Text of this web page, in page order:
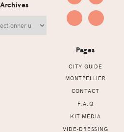
Archives
Pages
CITY GUIDE
MONTPELLIER
CONTACT
F.A.Q
KIT MÉDIA
VIDE-DRESSING